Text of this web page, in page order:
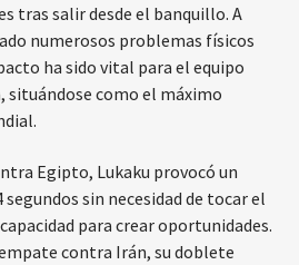
tras salir desde el banquillo. A
numerosos problemas físicos
ha sido vital para el equipo
situándose como el máximo
Egipto, Lukaku provocó un
sin necesidad de tocar el
para crear oportunidades.
contra Irán, su doblete